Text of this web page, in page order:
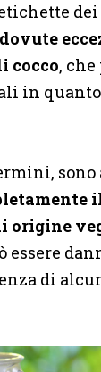
dovute
cocco, che
in
origine
essere
di